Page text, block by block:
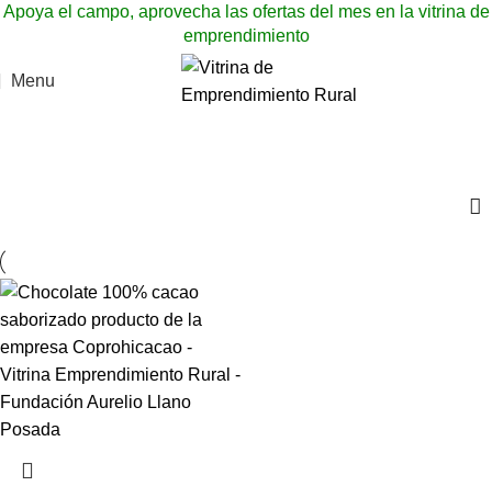
Apoya el campo, aprovecha las ofertas del mes en la vitrina de
emprendimiento
Menu